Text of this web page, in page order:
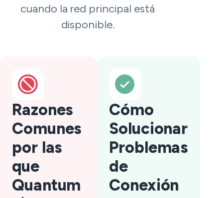
cuando la red principal está
disponible.
Razones
Comunes
por las
que
Quantum
Cómo
Solucionar
Problemas
de
Conexión